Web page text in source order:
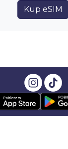
Kup eSIM